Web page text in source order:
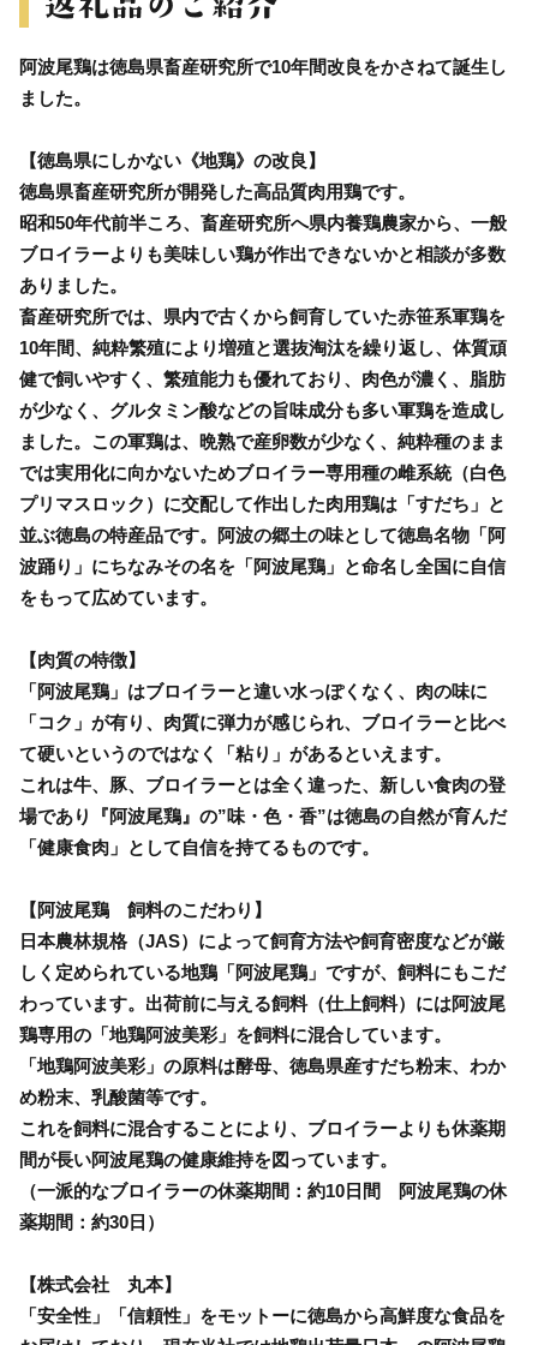
阿波尾鶏は徳島県畜産研究所で10年間改良をかさねて誕生し
ました。
【徳島県にしかない《地鶏》の改良】
徳島県畜産研究所が開発した高品質肉用鶏です。
昭和50年代前半ころ、畜産研究所へ県内養鶏農家から、一般
ブロイラーよりも美味しい鶏が作出できないかと相談が多数
ありました。
畜産研究所では、県内で古くから飼育していた赤笹系軍鶏を
10年間、純粋繁殖により増殖と選抜淘汰を繰り返し、体質頑
健で飼いやすく、繁殖能力も優れており、肉色が濃く、脂肪
が少なく、グルタミン酸などの旨味成分も多い軍鶏を造成し
ました。この軍鶏は、晩熟で産卵数が少なく、純粋種のまま
では実用化に向かないためブロイラー専用種の雌系統（白色
プリマスロック）に交配して作出した肉用鶏は「すだち」と
並ぶ徳島の特産品です。阿波の郷土の味として徳島名物「阿
波踊り」にちなみその名を「阿波尾鶏」と命名し全国に自信
をもって広めています。
【肉質の特徴】
「阿波尾鶏」はブロイラーと違い水っぽくなく、肉の味に
「コク」が有り、肉質に弾力が感じられ、ブロイラーと比べ
て硬いというのではなく「粘り」があるといえます。
これは牛、豚、ブロイラーとは全く違った、新しい食肉の登
場であり『阿波尾鶏』の”味・色・香”は徳島の自然が育んだ
「健康食肉」として自信を持てるものです。
【阿波尾鶏 飼料のこだわり】
日本農林規格（JAS）によって飼育方法や飼育密度などが厳
しく定められている地鶏「阿波尾鶏」ですが、飼料にもこだ
わっています。出荷前に与える飼料（仕上飼料）には阿波尾
鶏専用の「地鶏阿波美彩」を飼料に混合しています。
「地鶏阿波美彩」の原料は酵母、徳島県産すだち粉末、わか
め粉末、乳酸菌等です。
これを飼料に混合することにより、ブロイラーよりも休薬期
間が長い阿波尾鶏の健康維持を図っています。
（一派的なブロイラーの休薬期間：約10日間 阿波尾鶏の休
薬期間：約30日）
【株式会社 丸本】
「安全性」「信頼性」をモットーに徳島から高鮮度な食品を